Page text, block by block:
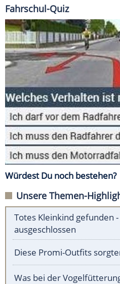
Fahrschul-Quiz
Würdest Du noch bestehen?
Unsere Themen-
Totes Kleinkind gefunden
ausgeschlossen
Diese Promi-Outfits
Was bei der